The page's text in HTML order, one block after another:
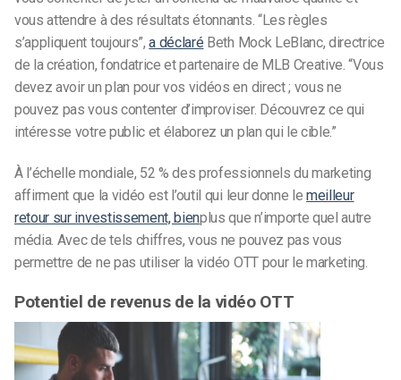
vous attendre à des résultats étonnants. “Les règles
s’appliquent toujours”,a déclaré Beth Mock LeBlanc, directrice
de la création, fondatrice et partenaire de MLB Creative. “Vous
devez avoir un plan pour vos vidéos en direct ; vous ne
pouvez pas vous contenter d’improviser. Découvrez ce qui
intéresse votre public et élaborez un plan qui le cible.”
À l’échelle mondiale, 52 % des professionnels du marketing
affirment que la vidéo est l’outil qui leur donne lemeilleur
retour sur investissement, bienplus que n’importe quel autre
média. Avec de tels chiffres, vous ne pouvez pas vous
permettre de ne pas utiliser la vidéo OTT pour le marketing.
Potentiel de revenus de la vidéo OTT